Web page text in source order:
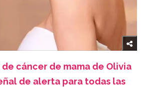
cáncer de mama de Olivia
de alerta para todas las